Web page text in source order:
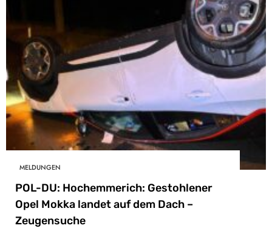
MELDUNGEN
POL-DU: Hochemmerich: Gestohlener
Opel Mokka landet auf dem Dach –
Zeugensuche